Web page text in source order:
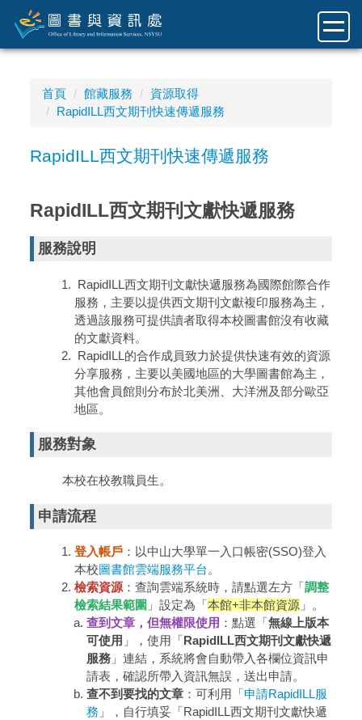
到
主
首頁 館藏服務
資源取得
RapidILL西文期刊快速傳遞服務
RapidILL西文期刊快速傳遞服務
RapidILL西文期刊文獻快遞服務
服務說明
RapidILL西文期刊文獻快遞服務為國際館際合作
服務，主要以提供西文期刊文獻複印服務為主，
透過該服務可提供讀者取得本校圖書館沒有收藏
的文獻資料。
RapidILL的合作成員致力於提供快速有效的資源
分享服務，主要以美國地區的大學圖書館為主，
其他會員館則分布於北美洲、大洋洲及部分歐亞
地區。
服務對象
本校在校教職員生。
申請流程
登入帳戶 ：以中山大學單一入口帳密(SSO)登入
本校圖書館雲端服務平台。
檢索資源 ：查詢雲端系統時，請點選左方「調整
檢索結果範圍 」設定為「本館+非本館資源 」。
查到文章，但無權限使用 ：點選「無線上版本
可使用 」，使用「RapidILL西文期刊文獻快遞
服務 」連結，系統將會自動帶入各欄位資訊申
請表，確認所帶入資訊無誤，送出申請。
查不到要找的文章 ：可利用「申請RapidILL服
務 」，自行填妥「RapidILL西文期刊文獻快遞